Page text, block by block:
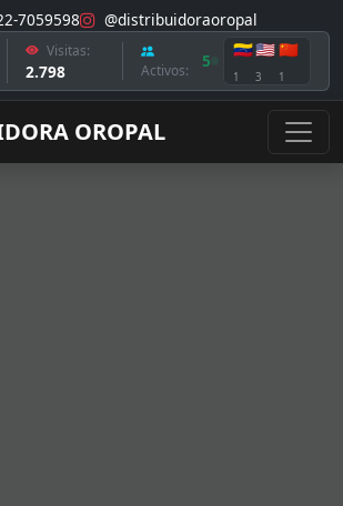
7059598 @distribuidoraoropal
Visitas:
2.798 Activos: 5
🇻🇪
1
🇺🇸
3
🇨🇳
1
OROPAL